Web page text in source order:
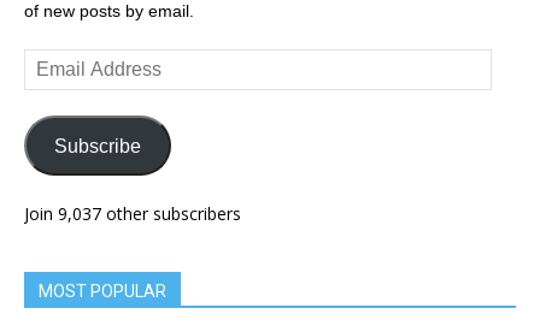
of new posts by email.
Email
Address
Subscribe
Join 9,037 other subscribers
MOST POPULAR